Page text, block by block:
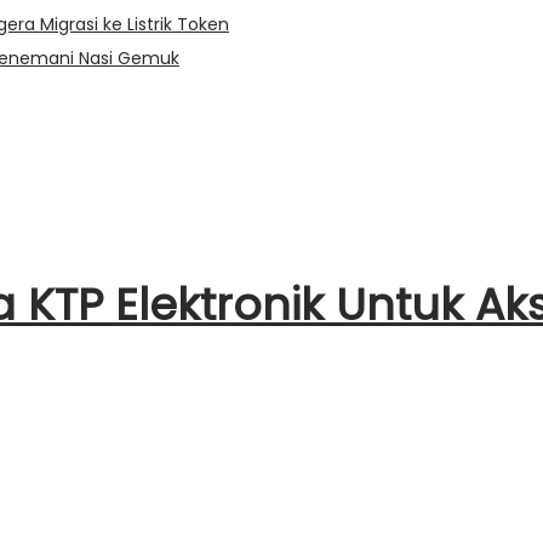
Migrasi ke Listrik Token
Nasi Gemuk
Elektronik Untuk